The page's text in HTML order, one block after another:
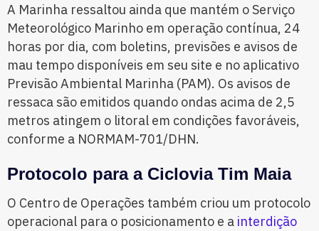
A Marinha ressaltou ainda que mantém o Serviço
Meteorológico Marinho em operação contínua, 24
horas por dia, com boletins, previsões e avisos de
mau tempo disponíveis em seu site e no aplicativo
Previsão Ambiental Marinha (PAM). Os avisos de
ressaca são emitidos quando ondas acima de 2,5
metros atingem o litoral em condições favoráveis,
conforme a NORMAM-701/DHN.
Protocolo para a Ciclovia Tim Maia
O Centro de Operações também criou um protocolo
operacional para o posicionamento e a interdição